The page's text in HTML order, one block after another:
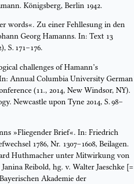
Königsberg, Berlin 1942.
words«. Zu einer Fehllesung in den
Georg Hamanns. In: Text 13
S. 171–176.
challenges of Hamann’s
Annual Columbia University German
(11., 2014, New Windsor, NY).
Newcastle upon Tyne 2014, S. 98–
»Fliegender Brief«. In: Friedrich
1786, Nr. 1307–1608, Beilagen.
Huthmacher unter Mitwirkung von
Reibold, hg. v. Walter Jaeschke [=
Akademie der